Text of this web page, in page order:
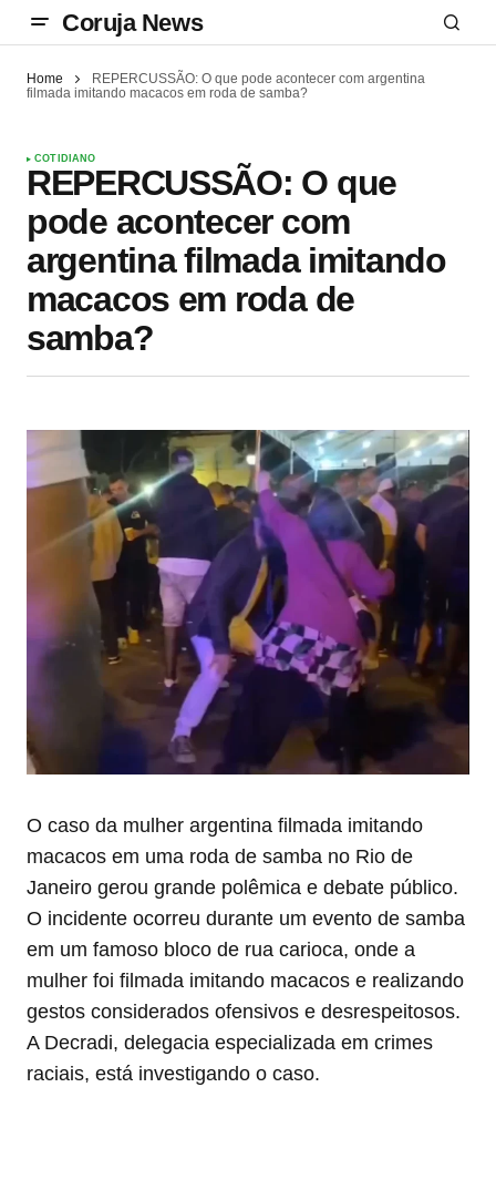
Coruja News
Home
REPERCUSSÃO: O que pode acontecer com argentina
filmada imitando macacos em roda de samba?
COTIDIANO
REPERCUSSÃO: O que
pode acontecer com
argentina filmada imitando
macacos em roda de
samba?
O caso da mulher argentina filmada imitando
macacos em uma roda de samba no Rio de
Janeiro gerou grande polêmica e debate público.
O incidente ocorreu durante um evento de samba
em um famoso bloco de rua carioca, onde a
mulher foi filmada imitando macacos e realizando
gestos considerados ofensivos e desrespeitosos.
A Decradi, delegacia especializada em crimes
raciais, está investigando o caso.